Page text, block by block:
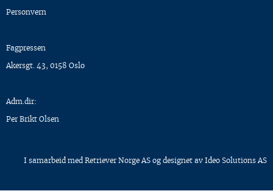
Personvern
Fagpressen
Akersgt. 43, 0158 Oslo
Adm.dir:
Per Brikt Olsen
I samarbeid med Retriever Norge AS og designet av Ideo Solutions AS